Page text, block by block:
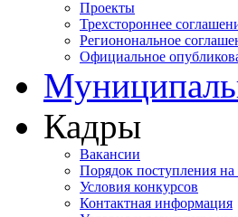
Проекты
Трехстороннее
Регионональное
Официальное
Кадры
Вакансии
Порядок поступления на
Условия конкурсов
Контактная информация